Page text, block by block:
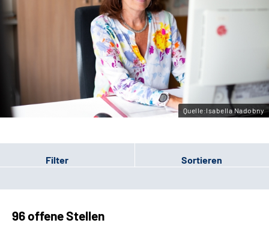
Erweiterte Suche
Gebärdensprache
Leichte Sprache
Quelle:Isabella Nadobny
Filter Sortieren
96 offene Stellen